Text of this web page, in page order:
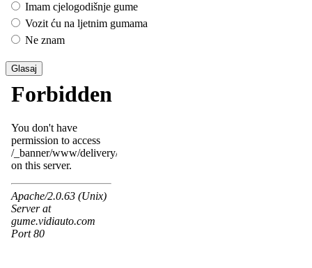
Imam cjelogodišnje gume
Vozit ću na ljetnim gumama
Ne znam